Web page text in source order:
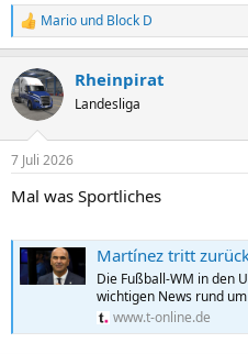
R
e
k
t
i
n
e
:
Mario und Block D
Rheinpirat
Landesliga
7 Juli 2026
Mal was Sportliches
Martínez tritt zurück:
Die Fußball-WM in den
wichtigen News rund
www.t-online.de